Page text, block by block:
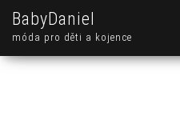
BabyDaniel
móda pro děti a kojence